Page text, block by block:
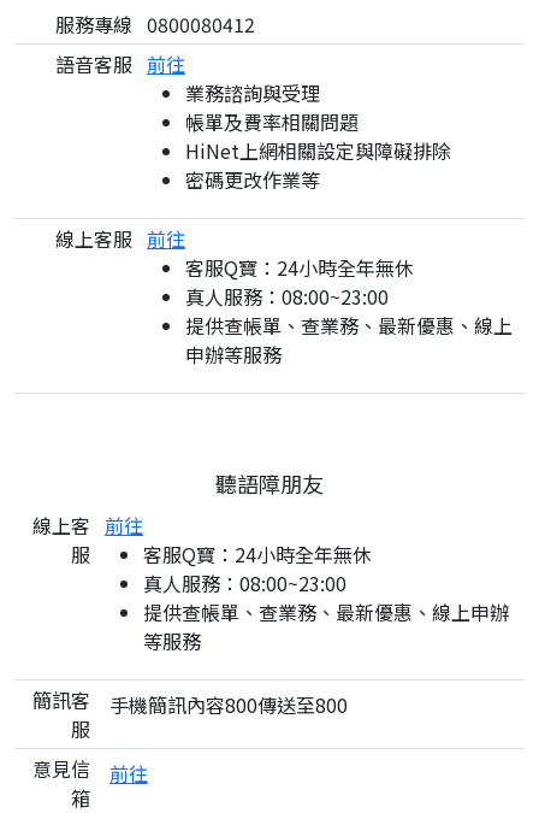
服務專線 0800080412
語音客服 前往
業務諮詢與受理
帳單及費率相關問題
HiNet上網相關設定與障礙排除
密碼更改作業等
線上客服 前往
客服Q寶：24小時全年無休
真人服務：08:00~23:00
提供查帳單、查業務、最新優惠、線上
申辦等服務
聽語障朋友
線上客
服
前往
客服Q寶：24小時全年無休
真人服務：08:00~23:00
提供查帳單、查業務、最新優惠、線上申辦
等服務
簡訊客
服
手機簡訊內容800傳送至800
意見信
箱
前往